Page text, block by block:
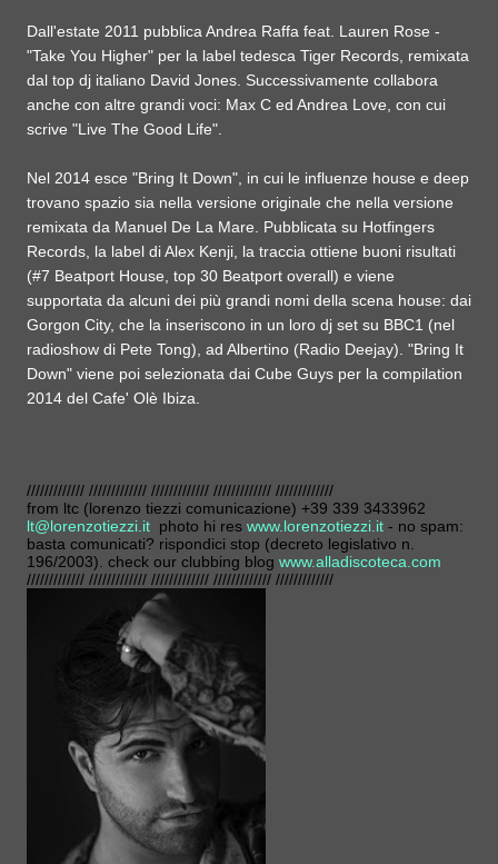
Dall'estate 2011 pubblica Andrea Raffa feat. Lauren Rose -
"Take You Higher" per la label tedesca Tiger Records, remixata
dal top dj italiano David Jones. Successivamente collabora
anche con altre grandi voci: Max C ed Andrea Love, con cui
scrive "Live The Good Life".
Nel 2014 esce "Bring It Down", in cui le influenze house e deep
trovano spazio sia nella versione originale che nella versione
remixata da Manuel De La Mare. Pubblicata su Hotfingers
Records, la label di Alex Kenji, la traccia ottiene buoni risultati
(#7 Beatport House, top 30 Beatport overall) e viene
supportata da alcuni dei più grandi nomi della scena house: dai
Gorgon City, che la inseriscono in un loro dj set su BBC1 (nel
radioshow di Pete Tong), ad Albertino (Radio Deejay). "Bring It
Down" viene poi selezionata dai Cube Guys per la compilation
2014 del Cafe' Olè Ibiza.
///////////// ///////////// ///////////// ///////////// /////////////
from ltc (lorenzo tiezzi comunicazione) +39 339 3433962
lt@lorenzotiezzi.it photo hi res www.lorenzotiezzi.it - no spam:
basta comunicati? rispondici stop (decreto legislativo n.
196/2003). check our clubbing blog www.alladiscoteca.com
///////////// ///////////// ///////////// ///////////// /////////////